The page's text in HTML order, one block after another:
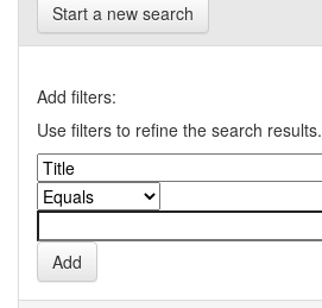
Start a new search
Add filters:
Use filters to refine the search results.